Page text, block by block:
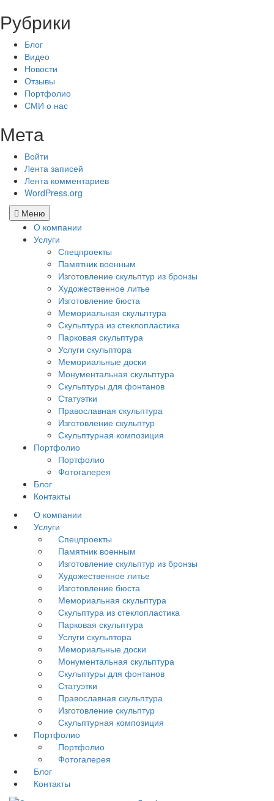
Рубрики
Блог
Видео
Новости
Отзывы
Портфолио
СМИ о нас
Мета
Войти
Лента записей
Лента комментариев
WordPress.org
Меню
О компании
Услуги
Спецпроекты
Памятник военным
Изготовление скульптур из бронзы
Художественное литье
Изготовление бюста
Мемориальная скульптура
Скульптура из стеклопластика
Парковая скульптура
Услуги скульптора
Мемориальные доски
Монументальная скульптура
Скульптуры для фонтанов
Статуэтки
Православная скульптура
Изготовление скульптур
Скульптурная композиция
Портфолио
Портфолио
Фотогалерея
Блог
Контакты
О компании
Услуги
Спецпроекты
Памятник военным
Изготовление скульптур из бронзы
Художественное литье
Изготовление бюста
Мемориальная скульптура
Скульптура из стеклопластика
Парковая скульптура
Услуги скульптора
Мемориальные доски
Монументальная скульптура
Скульптуры для фонтанов
Статуэтки
Православная скульптура
Изготовление скульптур
Скульптурная композиция
Портфолио
Портфолио
Фотогалерея
Блог
Контакты